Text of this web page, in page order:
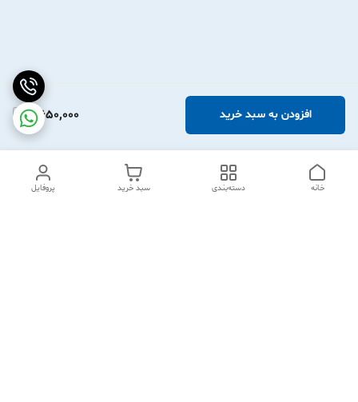
2,650,000 افزودن به سبد خرید
پروفایل سبد خرید دسته‌بندی خانه